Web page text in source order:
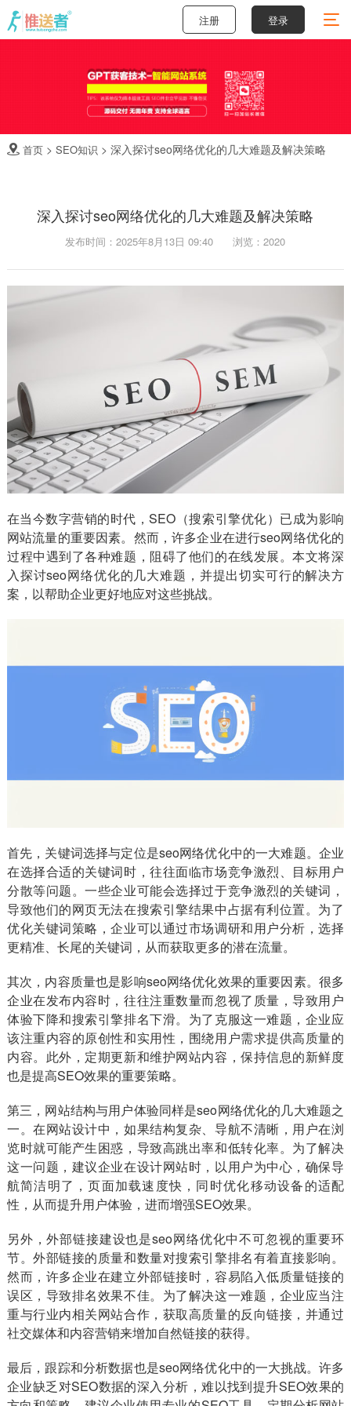
登录
注册
 首页> SEO知识 > 深入探讨seo网络优化的几大难题及解决策略
深入探讨seo网络优化的几大难题及解决策略
发布时间：2025年8月13日 09:40 浏览：2020
在当今数字营销的时代，SEO（搜索引擎优化）已成为影响
网站流量的重要因素。然而，许多企业在进行seo网络优化的
过程中遇到了各种难题，阻碍了他们的在线发展。本文将深
入探讨seo网络优化的几大难题，并提出切实可行的解决方
案，以帮助企业更好地应对这些挑战。
首先，关键词选择与定位是seo网络优化中的一大难题。企业
在选择合适的关键词时，往往面临市场竞争激烈、目标用户
分散等问题。一些企业可能会选择过于竞争激烈的关键词，
导致他们的网页无法在搜索引擎结果中占据有利位置。为了
优化关键词策略，企业可以通过市场调研和用户分析，选择
更精准、长尾的关键词，从而获取更多的潜在流量。
其次，内容质量也是影响seo网络优化效果的重要因素。很多
企业在发布内容时，往往注重数量而忽视了质量，导致用户
体验下降和搜索引擎排名下滑。为了克服这一难题，企业应
该注重内容的原创性和实用性，围绕用户需求提供高质量的
内容。此外，定期更新和维护网站内容，保持信息的新鲜度
也是提高SEO效果的重要策略。
第三，网站结构与用户体验同样是seo网络优化的几大难题之
一。在网站设计中，如果结构复杂、导航不清晰，用户在浏
览时就可能产生困惑，导致高跳出率和低转化率。为了解决
这一问题，建议企业在设计网站时，以用户为中心，确保导
航简洁明了，页面加载速度快，同时优化移动设备的适配
性，从而提升用户体验，进而增强SEO效果。
另外，外部链接建设也是seo网络优化中不可忽视的重要环
节。外部链接的质量和数量对搜索引擎排名有着直接影响。
然而，许多企业在建立外部链接时，容易陷入低质量链接的
误区，导致排名效果不佳。为了解决这一难题，企业应当注
重与行业内相关网站合作，获取高质量的反向链接，并通过
社交媒体和内容营销来增加自然链接的获得。
最后，跟踪和分析数据也是seo网络优化中的一大挑战。许多
企业缺乏对SEO数据的深入分析，难以找到提升SEO效果的